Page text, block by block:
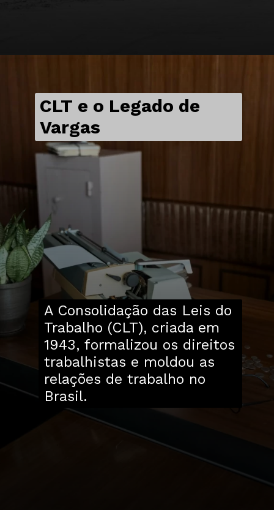
CLT e o Legado de
Vargas
A Consolidação das Leis do
Trabalho (CLT), criada em
1943, formalizou os direitos
trabalhistas e moldou as
relações de trabalho no
Brasil.